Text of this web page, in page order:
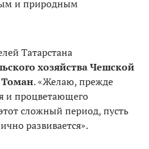
и природным
Татарстана
хозяйства Чешской
Томан. «Желаю, прежде
и процветающего
сложный период, пусть
развивается».